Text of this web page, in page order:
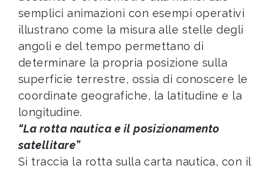
semplici animazioni con esempi operativi
illustrano come la misura alle stelle degli
angoli e del tempo permettano di
determinare la propria posizione sulla
superficie terrestre, ossia di conoscere le
coordinate geografiche, la latitudine e la
longitudine.
“La rotta nautica e il posizionamento
satellitare”
Si traccia la rotta sulla carta nautica, con il